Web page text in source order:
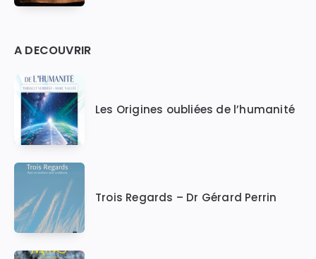
A DECOUVRIR
Les Origines oubliées de l’humanité
Trois Regards – Dr Gérard Perrin